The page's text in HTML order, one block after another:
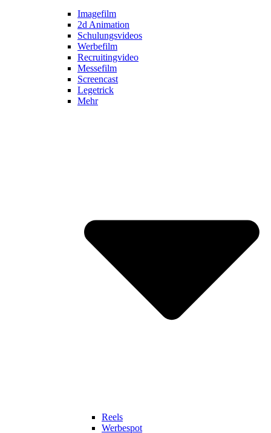
Imagefilm
2d Animation
Schulungsvideos
Werbefilm
Recruitingvideo
Messefilm
Screencast
Legetrick
Mehr
Reels
Werbespot